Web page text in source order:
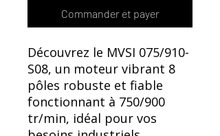
Commander et payer
Découvrez le MVSI 075/910-
S08, un moteur vibrant 8
pôles robuste et fiable
fonctionnant à 750/900
tr/min, idéal pour vos